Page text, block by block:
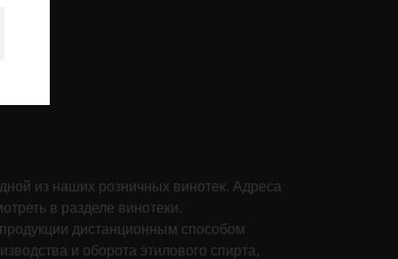
из наших розничных винотек. Адреса
в разделе винотеки.
дистанционным способом
и оборота этилового спирта,